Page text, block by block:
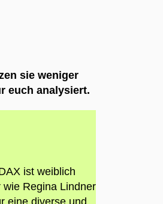
sie weniger
euch analysiert.
ist weiblich
Regina Lindner
eine diverse und